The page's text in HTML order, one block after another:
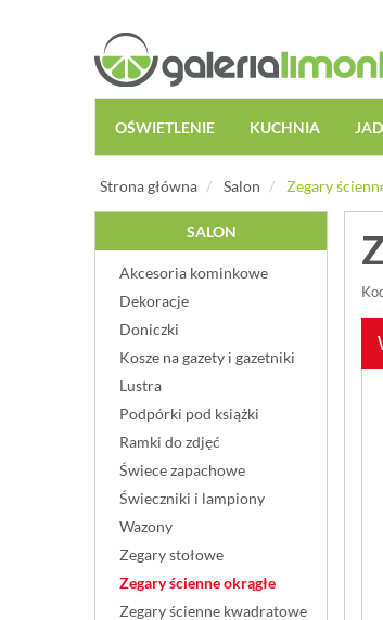
OŚWIETLENIE KUCHNIA
Strona główna Salon Zegary
SALON
Akcesoria kominkowe
Dekoracje
Doniczki
Kosze na gazety i gazetniki
Lustra
Podpórki pod książki
Ramki do zdjęć
Świece zapachowe
Świeczniki i lampiony
Wazony
Zegary stołowe
Zegary ścienne okrągłe
Zegary ścienne kwadratowe